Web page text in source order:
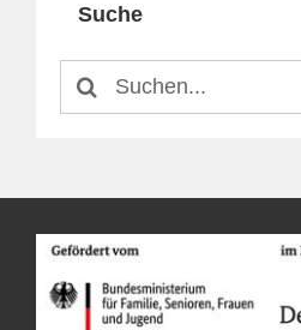
Suche
Suche
nach: